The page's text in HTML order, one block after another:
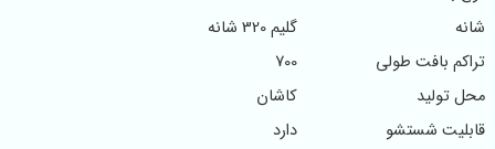
شانه
گلیم 320 شانه
تراکم بافت طولی
700
محل تولید
کاشان
قابلیت شستشو
دارد